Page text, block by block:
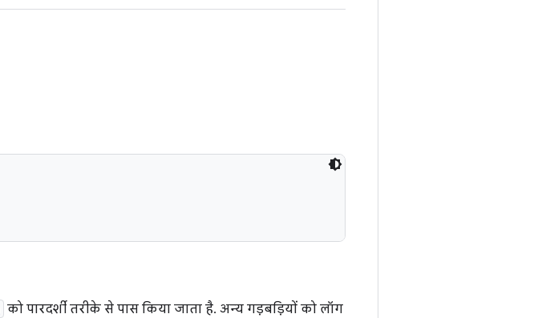
को पारदर्शी तरीके से पास किया जाता है. अन्य गड़बड़ियों को लॉग